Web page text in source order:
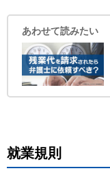
あわせて読みたい
就業規則